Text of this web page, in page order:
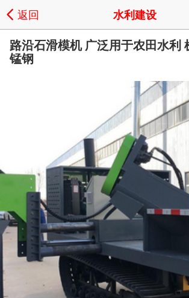
返回 水利建设
路沿石滑模机 广泛用于农田水利
锰钢